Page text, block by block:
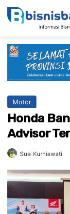
Motor
Honda
Advisor
Susi Kurniawati